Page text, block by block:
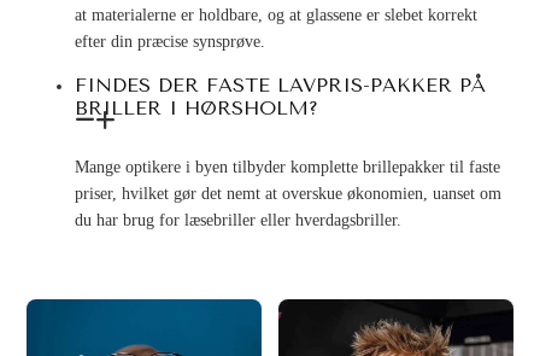
at materialerne er holdbare, og at glassene er slebet korrekt
efter din præcise synsprøve.
FINDES DER FASTE LAVPRIS-PAKKER PÅ
BRILLER I HØRSHOLM?
Mange optikere i byen tilbyder komplette brillepakker til faste
priser, hvilket gør det nemt at overskue økonomien, uanset om
du har brug for læsebriller eller hverdagsbriller.